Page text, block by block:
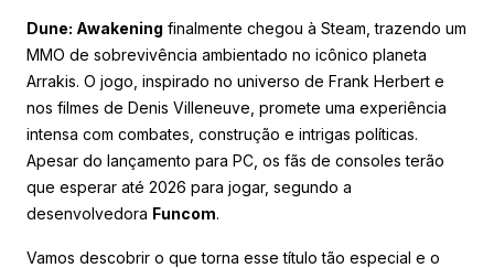
Dune: Awakening finalmente chegou à Steam, trazendo um
MMO de sobrevivência ambientado no icônico planeta
Arrakis. O jogo, inspirado no universo de Frank Herbert e
nos filmes de Denis Villeneuve, promete uma experiência
intensa com combates, construção e intrigas políticas.
Apesar do lançamento para PC, os fãs de consoles terão
que esperar até 2026 para jogar, segundo a
desenvolvedora Funcom.
Vamos descobrir o que torna esse título tão especial e o